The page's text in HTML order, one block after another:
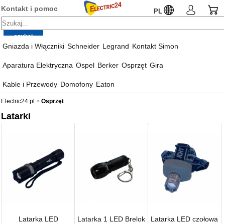
Kontakt i pomoc PL
Gniazda i Włączniki Schneider Legrand Kontakt Simon
Aparatura Elektryczna Ospel Berker Osprzęt Gira
Kable i Przewody Domofony Eaton
Electric24.pl Osprzęt
Latarki
Latarka LED Latarka 1 LED Brelok Latarka LED czołowa